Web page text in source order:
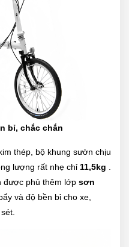
bỉ, chắc chắn
thép, bộ khung sườn chịu
lượng rất nhẹ chỉ 11,5kg .
được phủ thêm lớp sơn
và độ bền bỉ cho xe,